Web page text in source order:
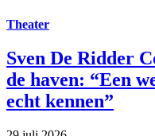
Theater
Sven De Ridder
de haven: “Een
echt kennen”